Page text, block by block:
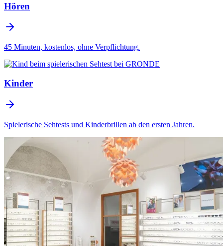
Hören
45 Minuten, kostenlos, ohne Verpflichtung.
Kinder
Spielerische Sehtests und Kinderbrillen ab den ersten Jahren.